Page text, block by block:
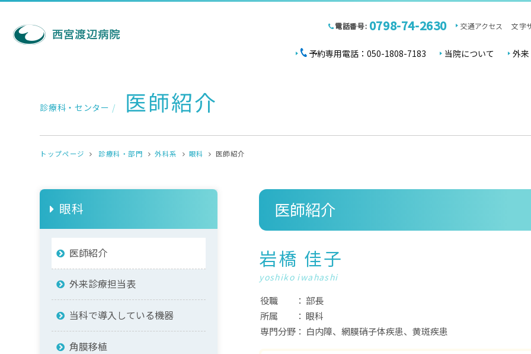
電話番号: 0798-74-2630 交通アクセス 文字
予約専用電話：050-1808-7183 当院について 外
診療科・センター / 医師紹介
トップページ 診療科・部門 外科系 眼科 医師紹介
医師紹介
岩橋 佳子
yoshiko iwahashi
役職
部長
所属
眼科
専門分野
白内障、網膜硝子体疾患、黄斑疾患
眼科
医師紹介
外来診療担当表
当科で導入している機器
角膜移植